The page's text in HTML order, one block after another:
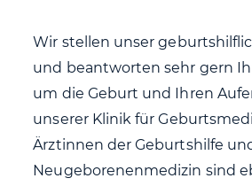
Wir stellen unser
und beantworten sehr gern
um die Geburt und Ihren
unserer Klinik für
Ärztinnen der Geburtshilfe
Neugeborenenmedizin sind